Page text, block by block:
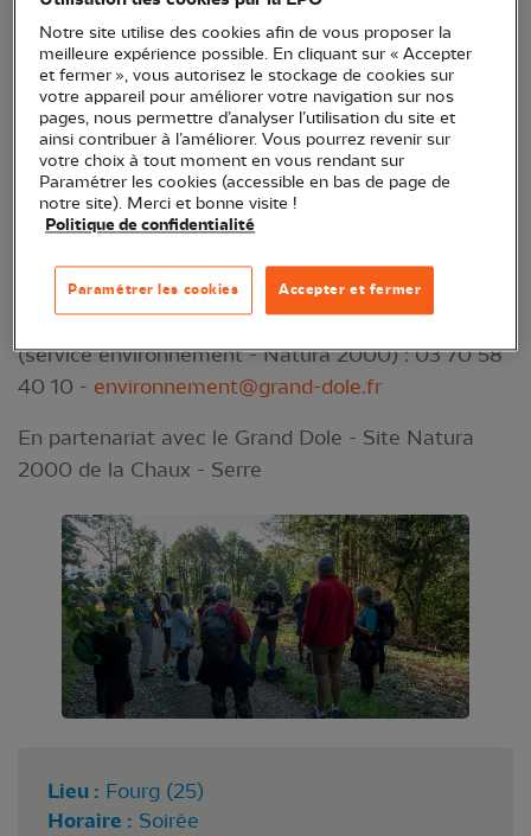
Nous vous donnons rendez-vous pour un inventaire
participatif en forêt de Chaux, l'objectif : découvrir
et recenser les mares pour mieux les protéger !
Cette animation, gratuite et ouverte au grand
public, aura lieu le 02 avril 2024 en soirée à Fourg
(25).
Informations & inscriptions auprès de la
communauté d'agglomération du Grand Dole
(service environnement - Natura 2000) : 03 70 58
40 10 - environnement@grand-dole.fr
En partenariat avec le Grand Dole - Site Natura
2000 de la Chaux - Serre
Lieu : Fourg (25)
Horaire : Soirée
Notre site utilise des cookies afin de vous proposer la
meilleure expérience possible. En cliquant sur « Accepter
et fermer », vous autorisez le stockage de cookies sur
votre appareil pour améliorer votre navigation sur nos
pages, nous permettre d’analyser l’utilisation du site et
ainsi contribuer à l’améliorer. Vous pourrez revenir sur
votre choix à tout moment en vous rendant sur
Paramétrer les cookies (accessible en bas de page de
notre site). Merci et bonne visite !
Politique de confidentialité
Accepter et fermer
Paramétrer les cookies